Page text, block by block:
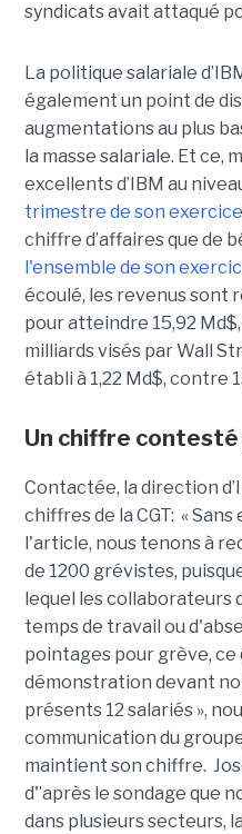
syndicats avait attaqué
La politique salariale
également un point de
augmentations au plus
la masse salariale. Et ce,
excellents d’IBM au
trimestre de son
chiffre d’affaires que de
l'ensemble de son
écoulé, les revenus sont
pour atteindre 15,92
milliards visés par Wall
établi à 1,22 Md$, contre
Un chiffre
Contactée, la direction
chiffres de la CGT: «Sans
l'article, nous tenons à
de 1200 grévistes,
lequel les
temps de travail ou
pointages pour grève,
démonstration devant
présents 12 salariés »,
communication du
maintient son chiffre.
d'’après le sondage que
dans plusieurs secteurs,